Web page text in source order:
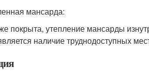
мансарда:
покрыта, утепление мансарды
наличие труднодоступных